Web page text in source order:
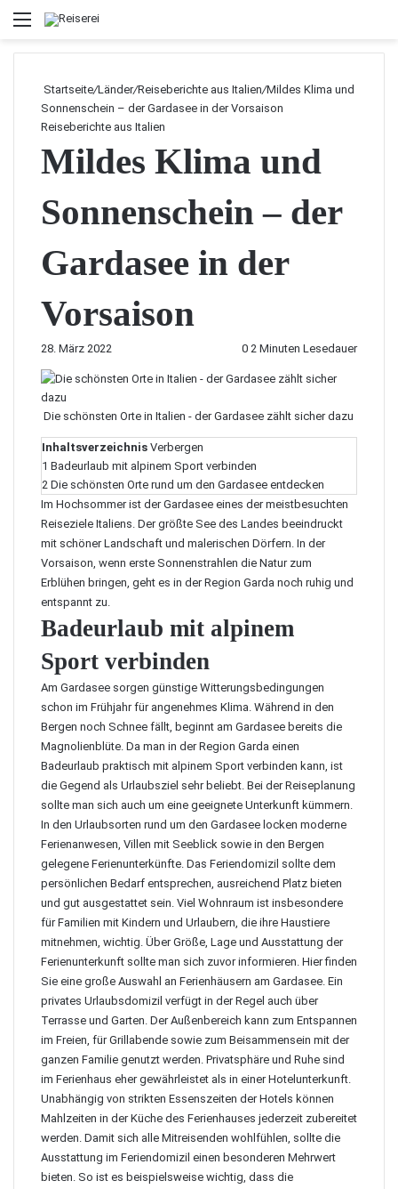
Menü
Startseite/Länder/Reiseberichte aus Italien/Mildes Klima und
Sonnenschein – der Gardasee in der Vorsaison
Reiseberichte aus Italien
Mildes Klima und
Sonnenschein – der
Gardasee in der
Vorsaison
28. März 2022 0 2 Minuten Lesedauer
Die schönsten Orte in Italien - der Gardasee zählt sicher dazu
Inhaltsverzeichnis Verbergen
1 Badeurlaub mit alpinem Sport verbinden
2 Die schönsten Orte rund um den Gardasee entdecken
Im Hochsommer ist der Gardasee eines der meistbesuchten
Reiseziele Italiens. Der größte See des Landes beeindruckt
mit schöner Landschaft und malerischen Dörfern. In der
Vorsaison, wenn erste Sonnenstrahlen die Natur zum
Erblühen bringen, geht es in der Region Garda noch ruhig und
entspannt zu.
Badeurlaub mit alpinem
Sport verbinden
Am Gardasee sorgen günstige Witterungsbedingungen
schon im Frühjahrfür angenehmes Klima. Während in den
Bergen noch Schnee fällt, beginnt am Gardasee bereits die
Magnolienblüte. Da man in der Region Garda einen
Badeurlaub praktisch mit alpinem Sport verbinden kann, ist
die Gegend als Urlaubsziel sehr beliebt. Bei der Reiseplanung
sollte man sich auch um eine geeignete Unterkunft kümmern.
In den Urlaubsorten rund um den Gardasee locken moderne
Ferienanwesen, Villen mit Seeblick sowie in den Bergen
gelegene Ferienunterkünfte. Das Feriendomizil sollte dem
persönlichen Bedarf entsprechen, ausreichend Platz bieten
und gut ausgestattet sein. Viel Wohnraum ist insbesondere
für Familien mit Kindern und Urlaubern, die ihre Haustiere
mitnehmen, wichtig. Über Größe, Lage und Ausstattung der
Ferienunterkunft sollte man sich zuvor informieren. Hier finden
Sie eine große Auswahl an Ferienhäusern am Gardasee. Ein
privates Urlaubsdomizil verfügt in der Regel auch über
Terrasse und Garten. Der Außenbereich kann zum Entspannen
im Freien, für Grillabende sowie zum Beisammensein mit der
ganzen Familie genutzt werden. Privatsphäre und Ruhe sind
im Ferienhaus eher gewährleistet als in einer Hotelunterkunft.
Unabhängig von strikten Essenszeiten der Hotels können
Mahlzeiten in der Küche des Ferienhauses jederzeit zubereitet
werden. Damit sich alle Mitreisenden wohlfühlen, sollte die
Ausstattung im Feriendomizil einen besonderen Mehrwert
bieten. So ist es beispielsweise wichtig, dass die